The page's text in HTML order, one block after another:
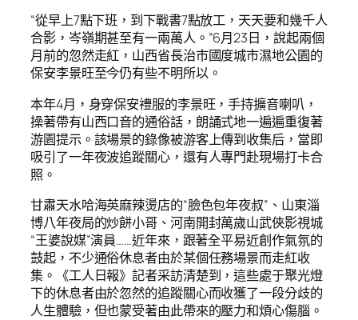
“從早上7點下班，到下戰書7點放工，天天要和幾千人
合影，岑嶺期甚至有一兩萬人。”6月23日，說起兩個
月前的忽然走紅，山西省長治市國度城市濕地公園的
保安李景旺至今仍有些不明所以。
本年4月，身穿保安禮服的李景旺，手持擴音喇叭，
操著帶有山西口音的通俗話，朗誦式地一遍遍重復著
游園提示。該場景的錄像被游客上傳到收集后，當即
吸引了一年夜波追蹤關心，還有人專門赴現場打卡合
照。
甘肅天水哈海英麻辣燙店的“臉色包年夜叔”、山東淄
博八年夜局的炒餅小哥、河南開封萬歲山武俠影視城
“王婆說媒”演員……近年來，跟著全平易近創作氣氛的
鼓起，不少通俗休息者由於某個任務場景而走紅收
集。《工人日報》記者采訪清楚到，這些處于聚光燈
下的休息者由於忽然的追蹤關心而收獲了一段分歧的
人生體驗，但也蒙受著由此帶來的壓力和煩心傷腦。